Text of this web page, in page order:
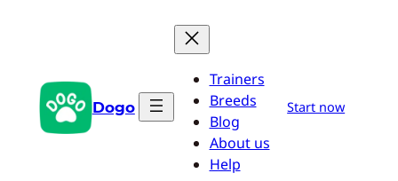
Dogo
Trainers
Breeds
Blog
About us
Help
Start now